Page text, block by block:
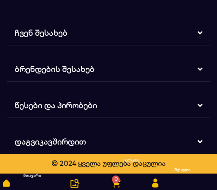
ᲩᲕᲔᲜ ᲨᲔᲡᲐᲮᲔᲑ
ᲑᲠᲔᲜᲓᲔᲑᲘᲡ ᲨᲔᲡᲐᲮᲔᲑ
ᲬᲔᲡᲔᲑᲘ ᲓᲐ ᲞᲘᲠᲝᲑᲔᲑᲘ
ᲓᲐᲒᲕᲘᲙᲐᲕᲨᲘᲠᲓᲘᲗ
© 2024 ყველა უფლება დაცულია
მთავარი
ძიება
0
კალათა
შესვლა